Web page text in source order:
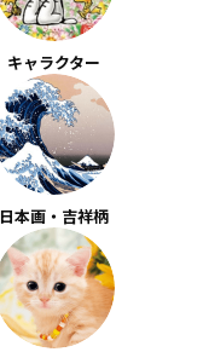
キャラクター
日本画・吉祥柄